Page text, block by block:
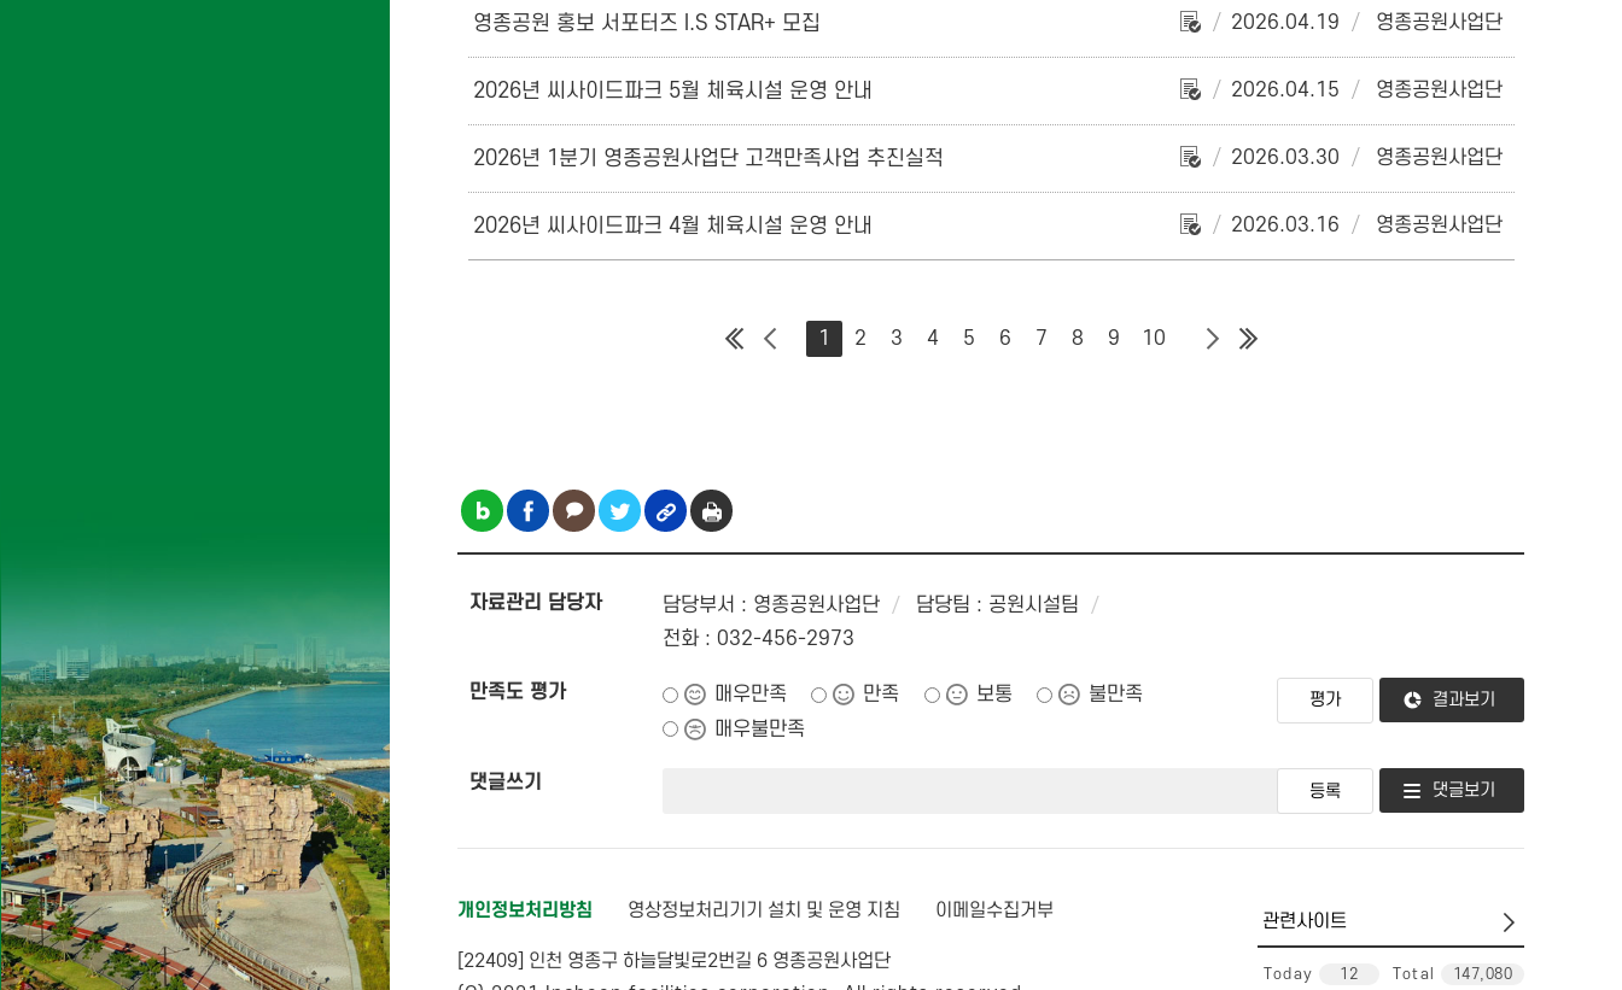
영종공원 홍보 서포터즈 I.S STAR+ 모집 2026.04.19 영종공원사업단
2026년 씨사이드파크 5월 체육시설 운영 안내 2026.04.15 영종공원사업단
2026년 1분기 영종공원사업단 고객만족사업 추진실적 2026.03.30 영종공원사업단
2026년 씨사이드파크 4월 체육시설 운영 안내 2026.03.16 영종공원사업단
1 2 3 4 5 6 7 8 9 10
자료관리 담당자 담당부서 : 영종공원사업단
담당팀 : 공원시설팀
전화 : 032-456-2973
만족도 평가 매우만족 만족 보통
불만족
매우불만족
결과보기
댓글쓰기 댓글보기
개인정보처리방침 영상정보처리기기 설치 및 운영 지침 이메일수집거부
[22409] 인천 영종구 하늘달빛로2번길 6 영종공원사업단
관
련
사
Today 12 Total 147,080